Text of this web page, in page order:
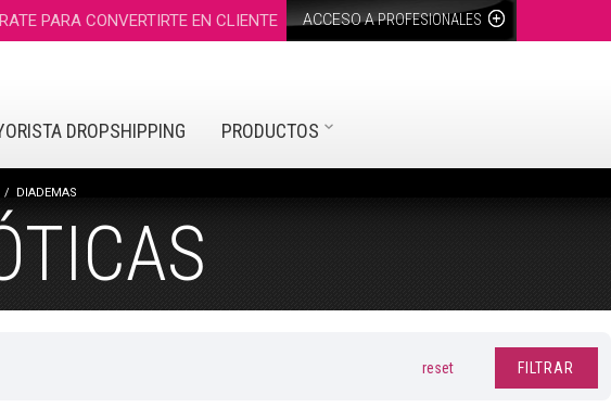
ACCESO APROFESIONALES
PARA CONVERTIRTE EN CLIENTE
DROPSHIPPING PRODUCTOS
DIADEMAS